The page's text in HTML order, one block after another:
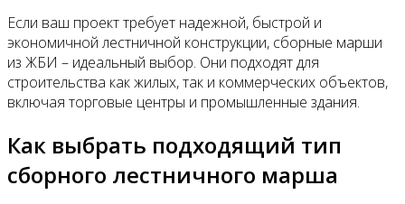
Если ваш проект требует надежной, быстрой и
экономичной лестничной конструкции, сборные марши
из ЖБИ – идеальный выбор. Они подходят для
строительства как жилых, так и коммерческих объектов,
включая торговые центры и промышленные здания.
Как выбрать подходящий тип
сборного лестничного марша